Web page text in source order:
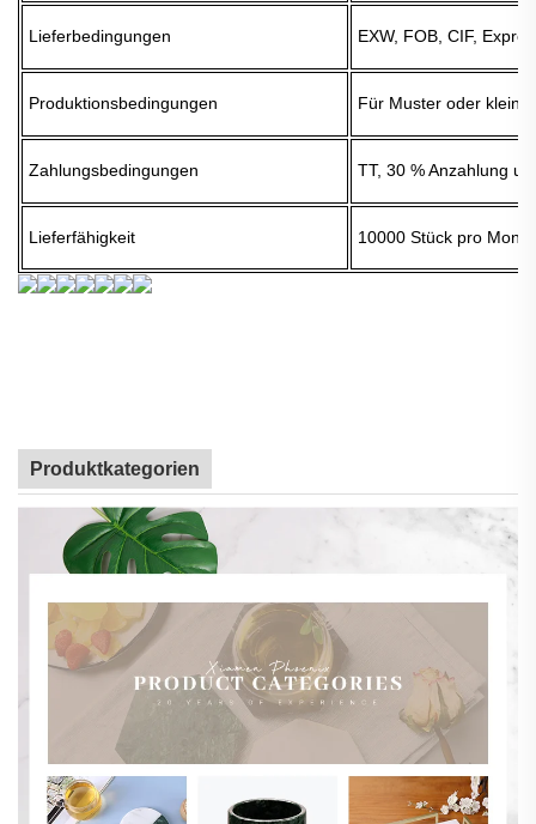
Lieferbedingungen EXW, FOB, CIF,
Produktionsbedingungen Für Muster oder
Zahlungsbedingungen TT, 30 % Anzahlung
Lieferfähigkeit 10000 Stück pro Monat
Produktkategorien